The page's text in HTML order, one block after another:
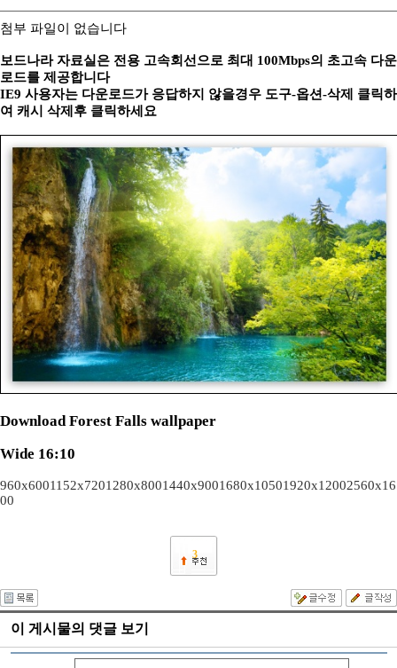
첨부 파일이 없습니다
보드나라 자료실은 전용 고속회선으로 최대 100Mbps의 초고속 다운
로드를 제공합니다
IE9 사용자는 다운로드가 응답하지 않을경우 도구-옵션-삭제 클릭하
여 캐시 삭제후 클릭하세요
Download Forest Falls wallpaper
Wide 16:10
960x6001152x7201280x8001440x9001680x10501920x12002560x16
00
3
이 게시물의 댓글 보기